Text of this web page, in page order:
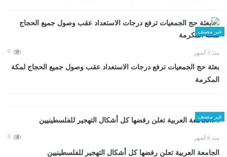
غير مصنف
منذ 3 أشهر 0
بعثة حج الجمعيات ترفع درجات الاستعداد عقب وصول جميع الحجاج لمكة
المكرمة
غير مصنف
منذ 6 أشهر 0
الجامعة العربية تعلن رفضها كل أشكال التهجير للفلسطينيين